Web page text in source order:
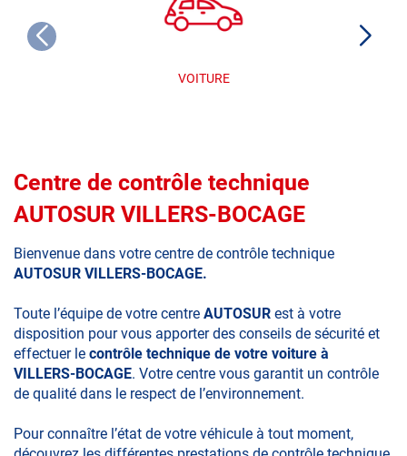
VOITURE
Centre de contrôle technique
AUTOSUR VILLERS-BOCAGE
Bienvenue dans votre centre de contrôle technique
AUTOSUR VILLERS-BOCAGE.
Toute l’équipe de votre centre AUTOSUR est à votre
disposition pour vous apporter des conseils de sécurité et
effectuer le contrôle technique de votre voiture à
VILLERS-BOCAGE. Votre centre vous garantit un contrôle
de qualité dans le respect de l’environnement.
Pour connaître l’état de votre véhicule à tout moment,